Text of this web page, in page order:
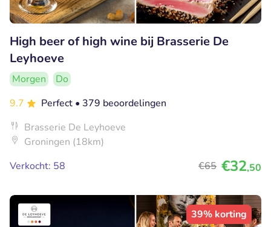
High beer of high wine bij Brasserie De
Leyhoeve
Morgen
Do
9.7
Perfect • 379 beoordelingen
Brasserie De Leyhoeve
Groningen (18km)
Verkocht: 58
€65 €32,50
39% korting